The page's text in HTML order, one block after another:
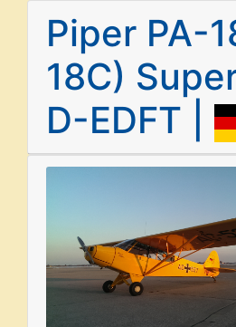
Piper PA-
18C)
D-EDFT |